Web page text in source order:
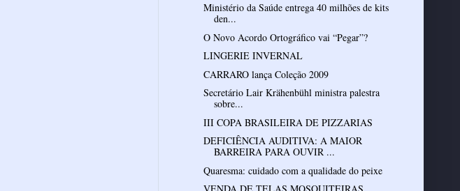
Ministério da Saúde entrega 40 milhões de kits
den...
O Novo Acordo Ortográfico vai “Pegar”?
LINGERIE INVERNAL
CARRARO lança Coleção 2009
Secretário Lair Krähenbühl ministra palestra
sobre...
III COPA BRASILEIRA DE PIZZARIAS
DEFICIÊNCIA AUDITIVA: A MAIOR
BARREIRA PARA OUVIR ...
Quaresma: cuidado com a qualidade do peixe